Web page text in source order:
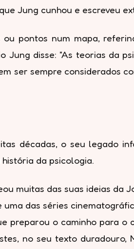
Jung cunhou e escreveu
pontos num mapa,
disse: "As teorias da
ser sempre considerados
décadas, o seu legado
da psicologia.
muitas das suas ideias da
das séries
preparou o caminho para o
no seu texto duradouro,